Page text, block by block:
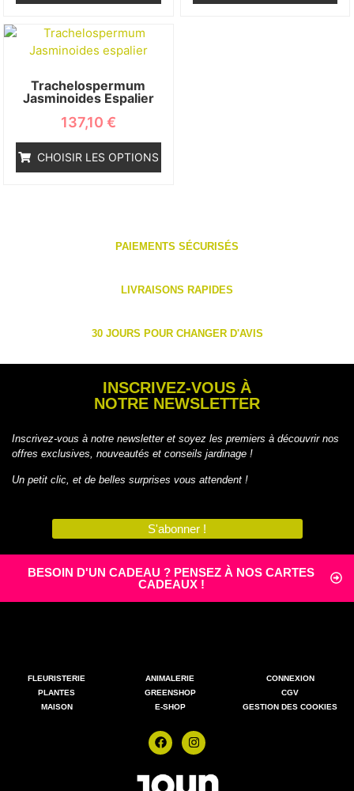
Trachelospermum
Jasminoides Espalier
137,10 €
CHOISIR LES OPTIONS
PAIEMENTS SÉCURISÉS
LIVRAISONS RAPIDES
30 JOURS POUR CHANGER D'AVIS
INSCRIVEZ-VOUS À
NOTRE NEWSLETTER
Inscrivez-vous à notre newsletter et soyez les premiers à découvrir nos
offres exclusives, nouveautés et conseils jardinage !
Un petit clic, et de belles surprises vous attendent !
S'abonner !
BESOIN D'UN CADEAU ? PENSEZ À NOS CARTES
CADEAUX !
FLEURISTERIE
PLANTES
MAISON
ANIMALERIE
GREENSHOP
E-SHOP
CONNEXION
CGV
GESTION DES COOKIES